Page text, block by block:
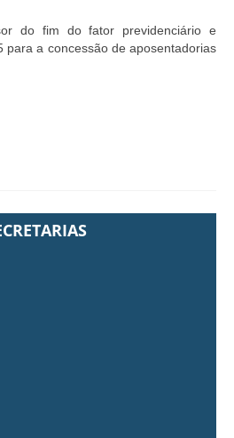
do fim do fator previdenciário e
para a concessão de aposentadorias